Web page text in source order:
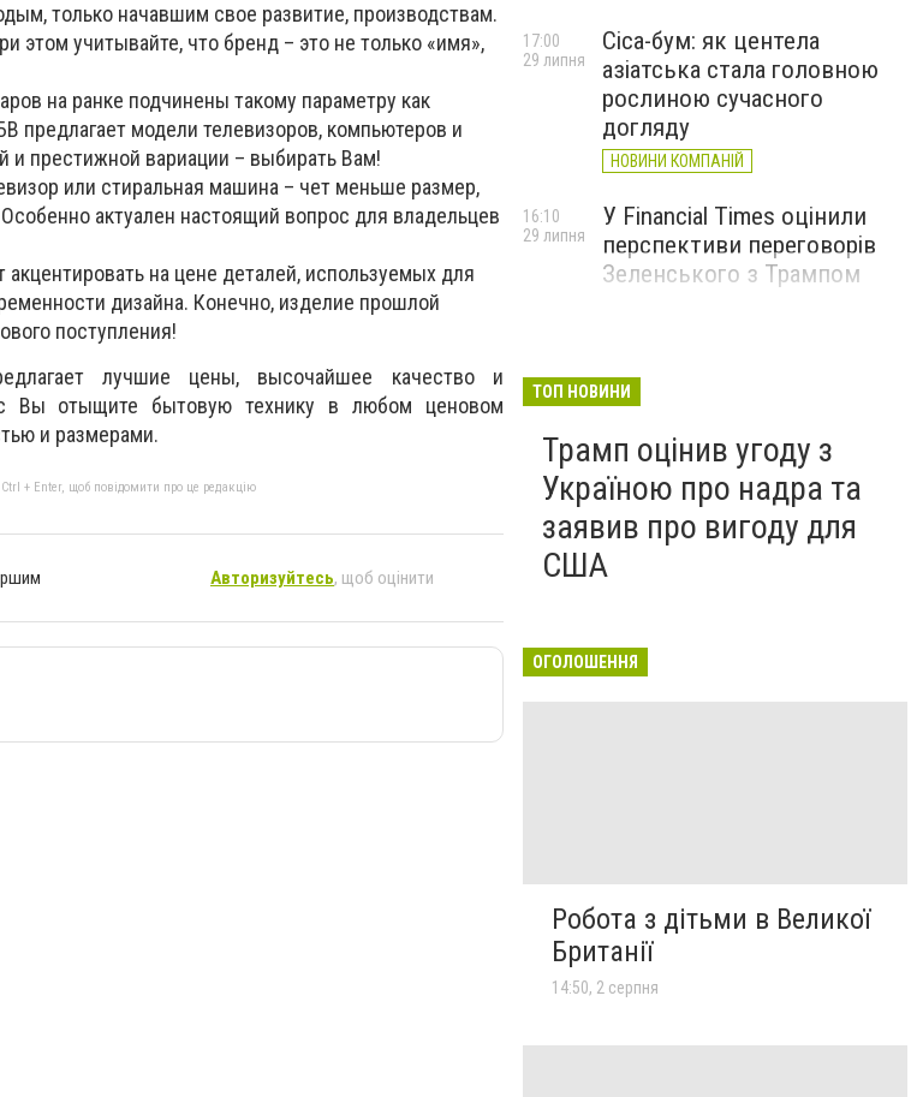
только начавшим свое развитие, производствам.
этом учитывайте, что бренд – это не только «имя»,
на ранке подчинены такому параметру как
предлагает модели телевизоров, компьютеров и
и престижной вариации – выбирать Вам!
или стиральная машина – чет меньше размер,
актуален настоящий вопрос для владельцев
на цене деталей, используемых для
дизайна. Конечно, изделие прошлой
поступления!
лучшие цены, высочайшее качество и
Вы отыщите бытовую технику в любом ценовом
и размерами.
+ Enter, щоб повідомити про це редакцію
Авторизуйтесь, щоб оцінити
Cica-бум: як центела
азіатська стала головною
рослиною сучасного
догляду
НОВИНИ КОМПАНІЙ
17:00
29 липня
У Financial Times оцінили
перспективи переговорів
Зеленського з Трампом
16:10
29 липня
ТОП НОВИНИ
Трамп оцінив угоду з
Україною про надра та
заявив про вигоду для
США
ОГОЛОШЕННЯ
Робота з дітьми в Великої
Британії
14:50, 2 серпня